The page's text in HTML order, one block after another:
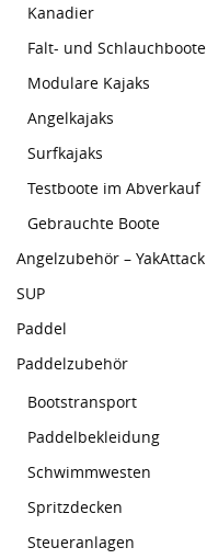
Kanadier
Falt- und Schlauchboote
Modulare Kajaks
Angelkajaks
Surfkajaks
Testboote im Abverkauf
Gebrauchte Boote
Angelzubehör – YakAttack
SUP
Paddel
Paddelzubehör
Bootstransport
Paddelbekleidung
Schwimmwesten
Spritzdecken
Steueranlagen